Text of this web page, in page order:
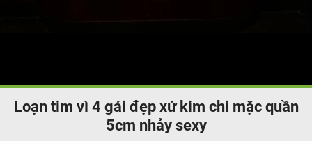
Loạn tim vì 4 gái đẹp xứ kim chi mặc quần
5cm nhảy sexy